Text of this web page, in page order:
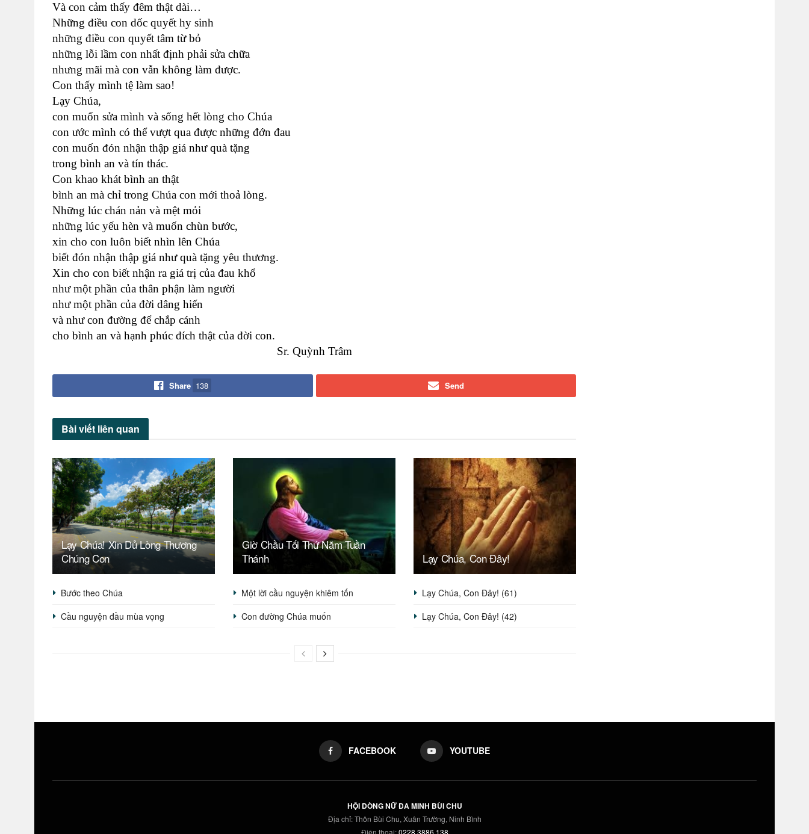
Và con cảm thấy đêm thật dài…
Những điều con dốc quyết hy sinh
những điều con quyết tâm từ bỏ
những lỗi lầm con nhất định phải sửa chữa
nhưng mãi mà con vẫn không làm được.
Con thấy mình tệ làm sao!
Lạy Chúa,
con muốn sửa mình và sống hết lòng cho Chúa
con ước mình có thể vượt qua được những đớn đau
con muốn đón nhận thập giá như quà tặng
trong bình an và tín thác.
Con khao khát bình an thật
bình an mà chỉ trong Chúa con mới thoả lòng.
Những lúc chán nản và mệt mỏi
những lúc yếu hèn và muốn chùn bước,
xin cho con luôn biết nhìn lên Chúa
biết đón nhận thập giá như quà tặng yêu thương.
Xin cho con biết nhận ra giá trị của đau khổ
như một phần của thân phận làm người
như một phần của đời dâng hiến
và như con đường để chắp cánh
cho bình an và hạnh phúc đích thật của đời con.
Sr. Quỳnh Trâm
Share 138 Send
Bài viết liên quan
Lạy Chúa! Xin Dủ Lòng Thương
Chúng Con
Giờ Chầu Tối Thứ Năm Tuần
Thánh
Lạy Chúa, Con Đây!
Bước theo Chúa Một lời cầu nguyện khiêm tốn
Lạy Chúa, Con Đây! (61)
Cầu nguyện đầu mùa vọng
Con đường Chúa muốn Lạy Chúa, Con Đây! (42)
FACEBOOK YOUTUBE
HỘI DÒNG NỮ ĐA MINH BÙI CHU
Địa chỉ: Thôn Bùi Chu, Xuân Trường, Ninh Bình
Điện thoại:0228 3886 138